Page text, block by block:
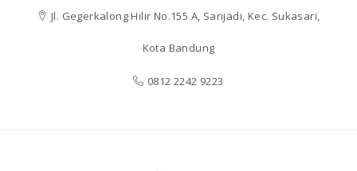
Jl. Gegerkalong Hilir No.155 A, Sarijadi, Kec. Sukasari,
Kota Bandung
0812 2242 9223